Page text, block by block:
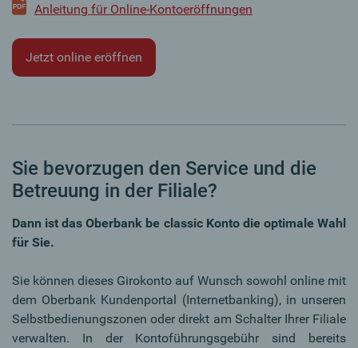
Anleitung für Online-Kontoeröffnungen
Jetzt online eröffnen
Sie bevorzugen den Service und die
Betreuung in der Filiale?
Dann ist das Oberbank be classic Konto die optimale Wahl
für Sie.
Sie können dieses Girokonto auf Wunsch sowohl online mit
dem Oberbank Kundenportal (Internetbanking), in unseren
Selbstbedienungszonen oder direkt am Schalter Ihrer Filiale
verwalten. In der Kontoführungsgebühr sind bereits